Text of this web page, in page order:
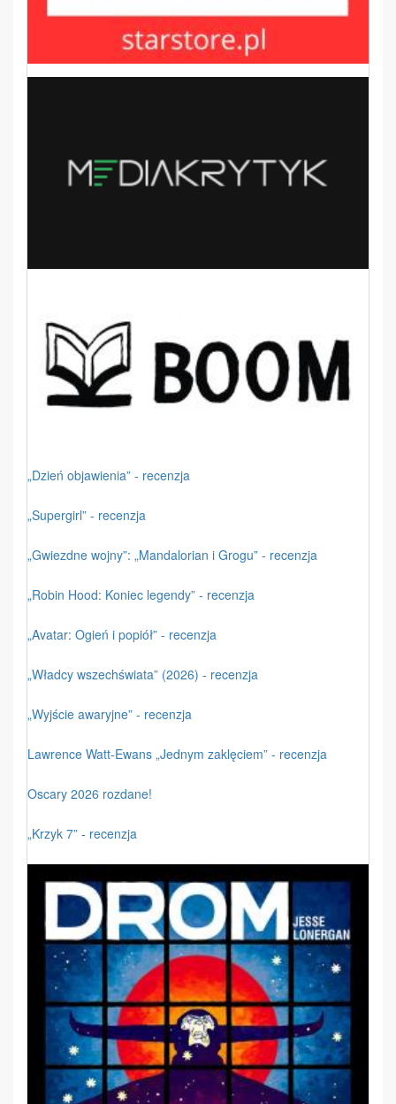
„Dzień objawienia” - recenzja
„Supergirl” - recenzja
„Gwiezdne wojny”: „Mandalorian i Grogu” - recenzja
„Robin Hood: Koniec legendy” - recenzja
„Avatar: Ogień i popiół” - recenzja
„Władcy wszechświata” (2026) - recenzja
„Wyjście awaryjne” - recenzja
Lawrence Watt-Ewans „Jednym zaklęciem” - recenzja
Oscary 2026 rozdane!
„Krzyk 7” - recenzja